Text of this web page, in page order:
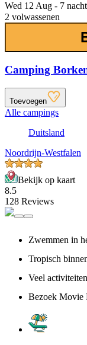
Wed 12 Aug - 7
2 volwassenen
Camping
Toevoegen
Alle campings
Duitsland
Noordrijn-Westfalen
Bekijk op kaart
8.5
128 Reviews
Zwemmen in
Tropisch
Veel
Bezoek Movie